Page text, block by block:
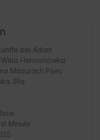
bei Adam
Willa Hermanówka
Mazurach Pilec
39a
Minute